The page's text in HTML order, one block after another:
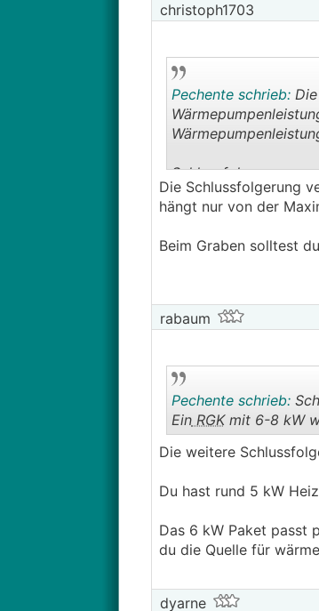
christoph1703
Pechente schrieb:Die
Schlussfolgerung:
EinRGKmit 6-8 kW
Paket (2x 300m
Die Schlussfolgerung
hängt nur von der
Beim Graben solltest
rabaum
Pechente schrieb:
EinRGKmit 6-8 kW
Die weitere
Du hast rund 5 kW
Das 6 kW Paket passt
du die Quelle für
dyarne